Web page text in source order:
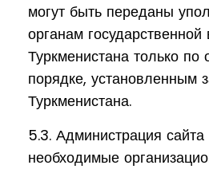
могут быть переданы
органам государственной
Туркменистана только по
порядке, установленным
Туркменистана.
5.3. Администрация
необходимые